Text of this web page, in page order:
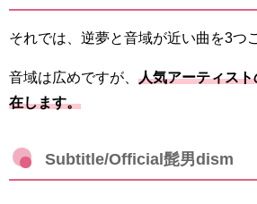
それでは、逆夢と音域が近い曲を3つ
音域は広めですが、 人気アーティス
在します。
Subtitle/Official髭男dism